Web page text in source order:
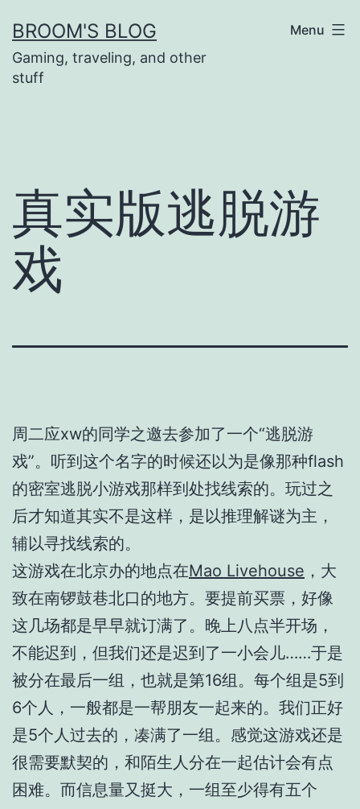
to
content
BROOM'S BLOG
Gaming, traveling, and other
stuff
Menu
真实版逃脱游
戏
周二应xw的同学之邀去参加了一个“逃脱游
戏”。听到这个名字的时候还以为是像那种flash
的密室逃脱小游戏那样到处找线索的。玩过之
后才知道其实不是这样，是以推理解谜为主，
辅以寻找线索的。
这游戏在北京办的地点在Mao Livehouse ，大
致在南锣鼓巷北口的地方。要提前买票，好像
这几场都是早早就订满了。晚上八点半开场，
不能迟到，但我们还是迟到了一小会儿……于是
被分在最后一组，也就是第16组。每个组是5到
6个人，一般都是一帮朋友一起来的。我们正好
是5个人过去的，凑满了一组。感觉这游戏还是
很需要默契的，和陌生人分在一起估计会有点
困难。而信息量又挺大，一组至少得有五个